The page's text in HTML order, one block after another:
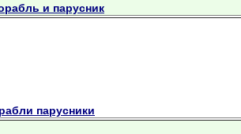
и парусник
парусники